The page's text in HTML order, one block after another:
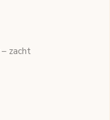
– zacht